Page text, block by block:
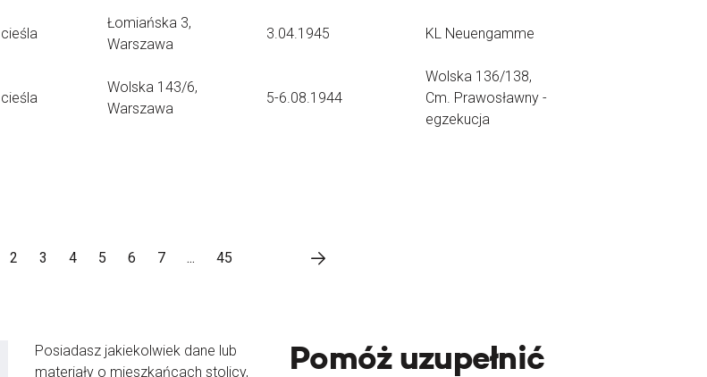
cieśla
Łomiańska 3,
Warszawa
3.04.1945 KL Neuengamme
cieśla
Wolska 143/6,
Warszawa
5-6.08.1944
Wolska 136/138,
Cm. Prawosławny -
egzekucja
2 3 4 5 6 7 ... 45
Posiadasz jakiekolwiek dane lub
materiały o mieszkańcach stolicy,
Pomóż uzupełnić